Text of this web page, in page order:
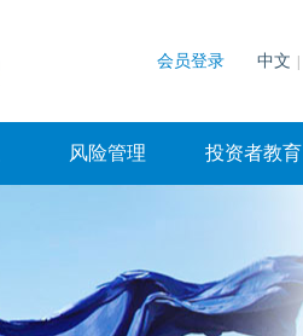
会员登录 中文
风险管理 投资者教育